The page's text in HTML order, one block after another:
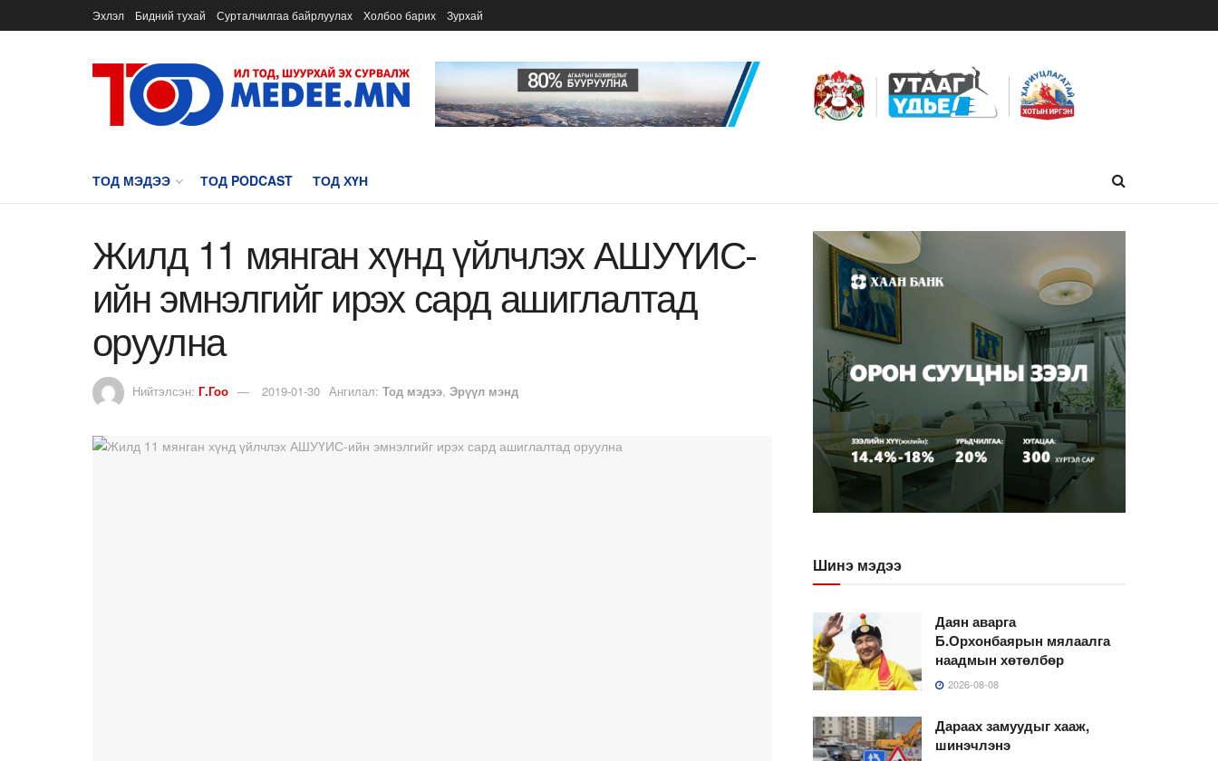
Эхлэл Бидний тухай Сурталчилгаа байрлуулах Холбоо барих Зурхай
ТОД МЭДЭЭ ТОД PODCAST ТОД ХҮН
Жилд 11 мянган хүнд үйлчлэх АШУҮИС-
ийн эмнэлгийг ирэх сард ашиглалтад
оруулна
Нийтэлсэн: Г.Гоо 2019-01-30 Ангилал: Тод мэдээ, Эрүүл мэнд
Шинэ мэдээ
Даян аварга
Б.Орхонбаярын мялаалга
наадмын хөтөлбөр
2026-08-08
Дараах замуудыг хааж,
шинэчлэнэ